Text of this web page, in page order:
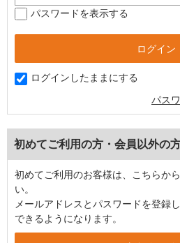
パスワードを表示する
ログインしたままにする
パス
初めてご利用の方・会員以外の
初めてご利用のお客様は、こちらか
い。
メールアドレスとパスワードを登録
できるようになります。